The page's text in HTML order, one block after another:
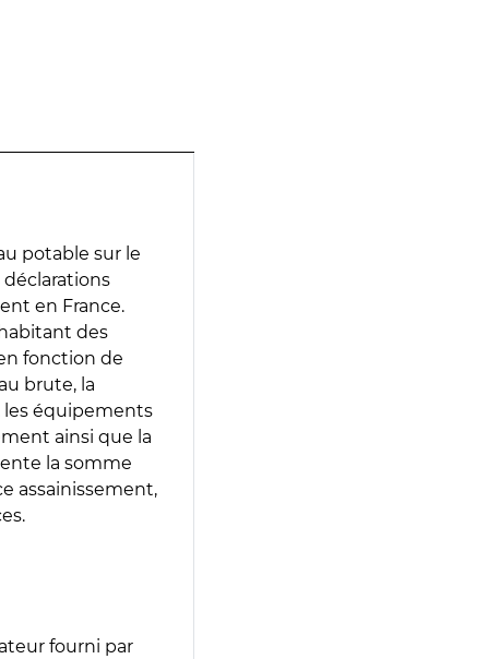
potable sur le
déclarations
en France.
des
fonction de
brute, la
les équipements
ainsi que la
la somme
assainissement,
fourni par